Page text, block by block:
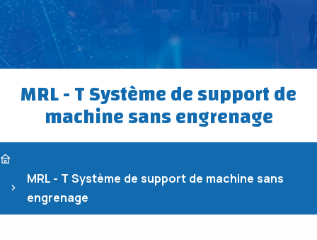
MRL - T Système de support de
machine sans engrenage
MRL - T Système de support de machine sans
engrenage